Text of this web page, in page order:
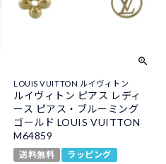
LOUIS VUITTON ルイヴィトン
ルイヴィトン ピアス レディ
ース ピアス・ブルーミング
ゴールド LOUIS VUITTON
M64859
送料無料 ラッピング